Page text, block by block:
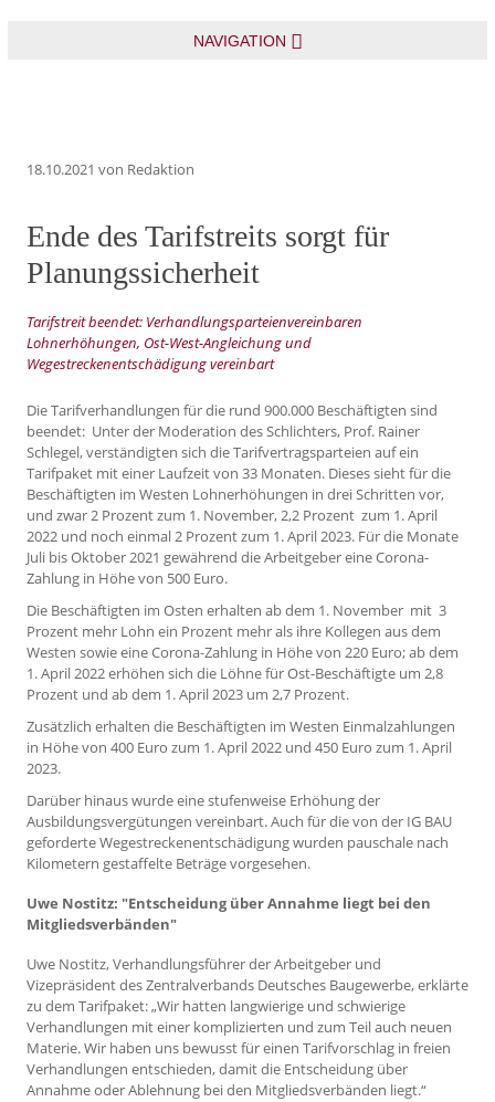
NAVIGATION
18.10.2021 von Redaktion
Ende des Tarifstreits sorgt für
Planungssicherheit
Tarifstreit beendet: Verhandlungsparteienvereinbaren
Lohnerhöhungen, Ost-West-Angleichung und
Wegestreckenentschädigung vereinbart
Die Tarifverhandlungen für die rund 900.000 Beschäftigten sind
beendet: Unter der Moderation des Schlichters, Prof. Rainer
Schlegel, verständigten sich die Tarifvertragsparteien auf ein
Tarifpaket mit einer Laufzeit von 33 Monaten. Dieses sieht für die
Beschäftigten im Westen Lohnerhöhungen in drei Schritten vor,
und zwar 2 Prozent zum 1. November, 2,2 Prozent zum 1. April
2022 und noch einmal 2 Prozent zum 1. April 2023. Für die Monate
Juli bis Oktober 2021 gewährend die Arbeitgeber eine Corona-
Zahlung in Höhe von 500 Euro.
Die Beschäftigten im Osten erhalten ab dem 1. November mit 3
Prozent mehr Lohn ein Prozent mehr als ihre Kollegen aus dem
Westen sowie eine Corona-Zahlung in Höhe von 220 Euro; ab dem
1. April 2022 erhöhen sich die Löhne für Ost-Beschäftigte um 2,8
Prozent und ab dem 1. April 2023 um 2,7 Prozent.
Zusätzlich erhalten die Beschäftigten im Westen Einmalzahlungen
in Höhe von 400 Euro zum 1. April 2022 und 450 Euro zum 1. April
2023.
Darüber hinaus wurde eine stufenweise Erhöhung der
Ausbildungsvergütungen vereinbart. Auch für die von der IG BAU
geforderte Wegestreckenentschädigung wurden pauschale nach
Kilometern gestaffelte Beträge vorgesehen.
Uwe Nostitz: "Entscheidung über Annahme liegt bei den
Mitgliedsverbänden"
Uwe Nostitz, Verhandlungsführer der Arbeitgeber und
Vizepräsident des Zentralverbands Deutsches Baugewerbe, erklärte
zu dem Tarifpaket: „Wir hatten langwierige und schwierige
Verhandlungen mit einer komplizierten und zum Teil auch neuen
Materie. Wir haben uns bewusst für einen Tarifvorschlag in freien
Verhandlungen entschieden, damit die Entscheidung über
Annahme oder Ablehnung bei den Mitgliedsverbänden liegt.“